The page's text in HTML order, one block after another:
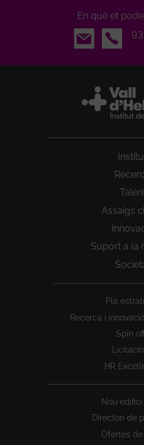
En què et
Email
Assaigs
Suport a la
Pla
Recerca i
Spin
HR
Nou edifici
Directori de
Ofertes